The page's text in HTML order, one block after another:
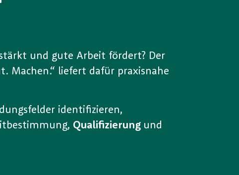
und gute Arbeit fördert? Der
Machen.“ liefert dafür praxisnahe
identifizieren,
Qualifizierung und